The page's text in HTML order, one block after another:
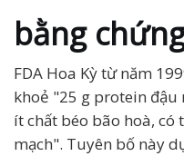
bằng
FDA Hoa Kỳ từ năm
khoẻ "25 g protein
ít chất béo bão hoà,
mạch". Tuyên bố này